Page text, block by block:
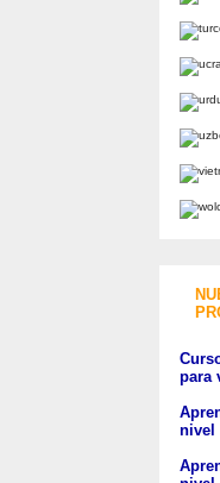
para
nivel